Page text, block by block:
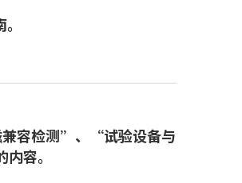
兼容检测”、“试验设备与
容。